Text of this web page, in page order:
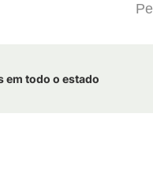
em todo o estado